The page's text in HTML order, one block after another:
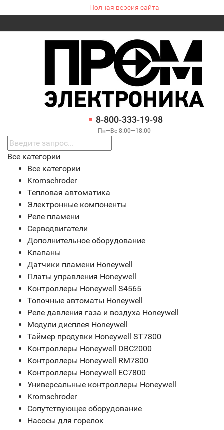
Полная версия сайта
8-800-333-19-98
Пн—Вс 8:00—18:00
Все категории
Все категории
Kromschroder
Тепловая автоматика
Электронные компоненты
Реле пламени
Серводвигатели
Дополнительное оборудование
Клапаны
Датчики пламени Honeywell
Платы управления Honeywell
Контроллеры Honeywell S4565
Топочные автоматы Honeywell
Реле давления газа и воздуха Honeywell
Модули дисплея Honeywell
Таймер продувки Honeywell ST7800
Контроллеры Honeywell DBC2000
Контроллеры Honeywell RM7800
Контроллеры Honeywell EC7800
Универсальные контроллеры Honeywell
Kromschroder
Сопутствующее оборудование
Насосы для горелок